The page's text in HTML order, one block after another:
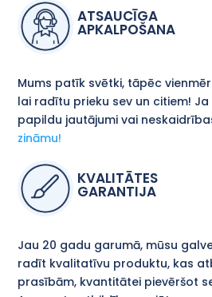
ATSAUCĪGA
APKALPOŠANA
Mums patīk svētki, tāpēc
lai radītu prieku sev un citiem!
papildu jautājumi vai
zināmu!
KVALITĀTES
GARANTIJA
Jau 20 gadu garumā, mūsu
radīt kvalitatīvu produktu, kas
prasībām, kvantitātei pievēršot